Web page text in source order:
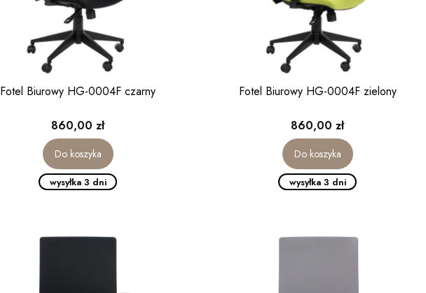
Fotel Biurowy HG-0004F czarny
Cena
860,00 zł
Do koszyka
wysyłka 3 dni
Fotel Biurowy HG-0004F zielony
Cena
860,00 zł
Do koszyka
wysyłka 3 dni